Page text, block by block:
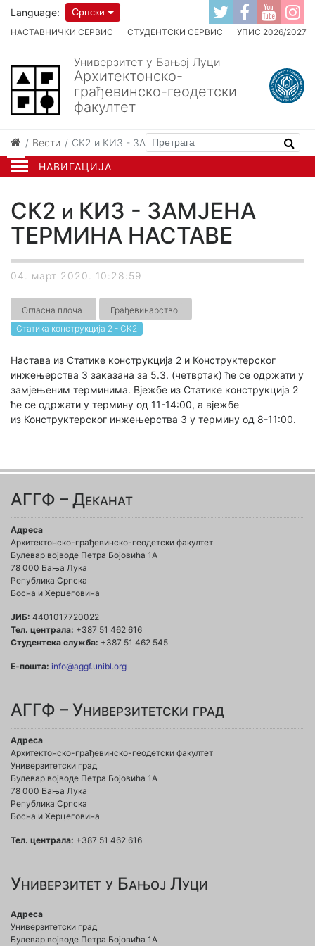
НАВИГАЦИЈА
НАСТАВНИЧКИ СЕРВИС СТУДЕНТСКИ СЕРВИС УПИС 2026/2027
Language: Српски
Универзитет у Бањој Луци
Архитектонско-
грађевинско-геодетски
факултет
Вести СК2 и КИ3 - ЗАМЈЕНА ТЕРМИНА НАСТАВЕ
СК2 и КИ3 - ЗАМЈЕНА
ТЕРМИНА НАСТАВЕ
04. март 2020. 10:28:59
Огласна плоча
Грађевинарство
Статика конструкција 2 - СК2
Настава из Статике конструкција 2 и Конструктерског
инжењерства 3 заказана за 5.3. (четвртак) ће се одржати у
замјењеним терминима. Вјежбе из Статике конструкција 2
ће се одржати у термину од 11-14:00, а вјежбе
из Конструктерског инжењерства 3 у термину од 8-11:00.
АГГФ – Деканат
Адреса
Архитектонско-грађевинско-геодетски факултет
Булевар војводе Петра Бојовића 1A
78 000 Бања Лука
Република Српска
Босна и Херцеговина
ЈИБ: 4401017720022
Тел. централа: +387 51 462 616
Студентска служба: +387 51 462 545
Е-пошта: info@aggf.unibl.org
АГГФ – Универзитетски град
Адреса
Архитектонско-грађевинско-геодетски факултет
Универзитетски град
Булевар војводе Петра Бојовића 1A
78 000 Бања Лука
Република Српска
Босна и Херцеговина
Тел. централа: +387 51 462 616
Универзитет у Бањој Луци
Адреса
Универзитетски град
Булевар војводе Петра Бојовића 1А